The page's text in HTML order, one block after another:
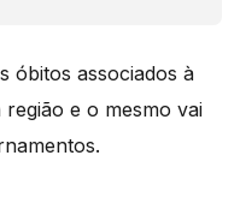
óbitos associados à
e o mesmo vai